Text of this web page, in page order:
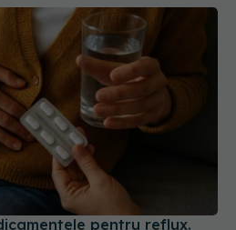
pentru reflux.
cancerul